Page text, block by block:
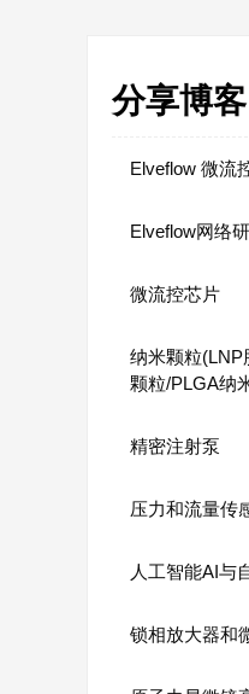
分享博客
Elveflow 微流
Elveflow网络
微流控芯片
纳米颗粒(LNP
颗粒/PLGA纳
精密注射泵
压力和流量传
人工智能AI与
锁相放大器和